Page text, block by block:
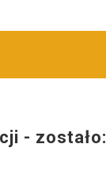
- zostało: